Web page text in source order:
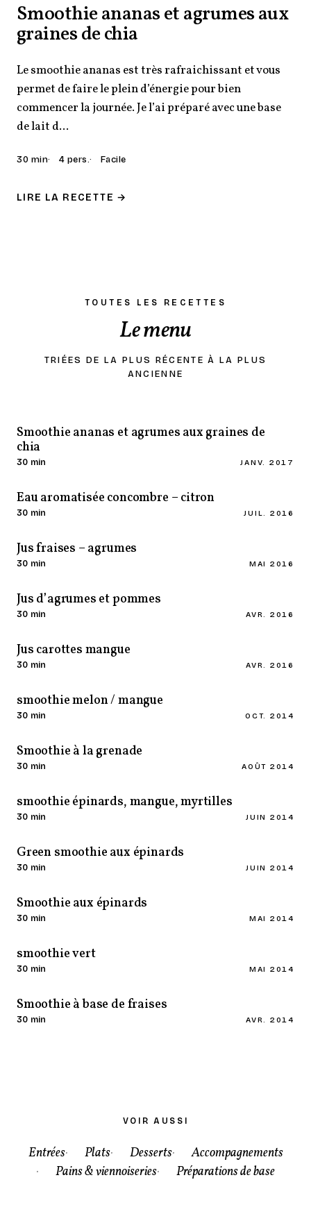
Smoothie ananas et agrumes aux
graines de chia
Le smoothie ananas est très rafraichissant et vous
permet de faire le plein d’énergie pour bien
commencer la journée. Je l’ai préparé avec une base
de lait d...
30 min 4 pers. Facile
LIRE LA RECETTE →
TOUTES LES RECETTES
Le menu
TRIÉES DE LA PLUS RÉCENTE À LA PLUS
ANCIENNE
Smoothie ananas et agrumes aux graines de
chia
30 min JANV. 2017
Eau aromatisée concombre – citron
30 min JUIL. 2016
Jus fraises – agrumes
30 min MAI 2016
Jus d’agrumes et pommes
30 min AVR. 2016
Jus carottes mangue
30 min AVR. 2016
smoothie melon / mangue
30 min OCT. 2014
Smoothie à la grenade
30 min AOÛT 2014
smoothie épinards, mangue, myrtilles
30 min JUIN 2014
Green smoothie aux épinards
30 min JUIN 2014
Smoothie aux épinards
30 min MAI 2014
smoothie vert
30 min MAI 2014
Smoothie à base de fraises
30 min AVR. 2014
VOIR AUSSI
Entrées Plats Desserts
Accompagnements
Pains & viennoiseries
Préparations de base